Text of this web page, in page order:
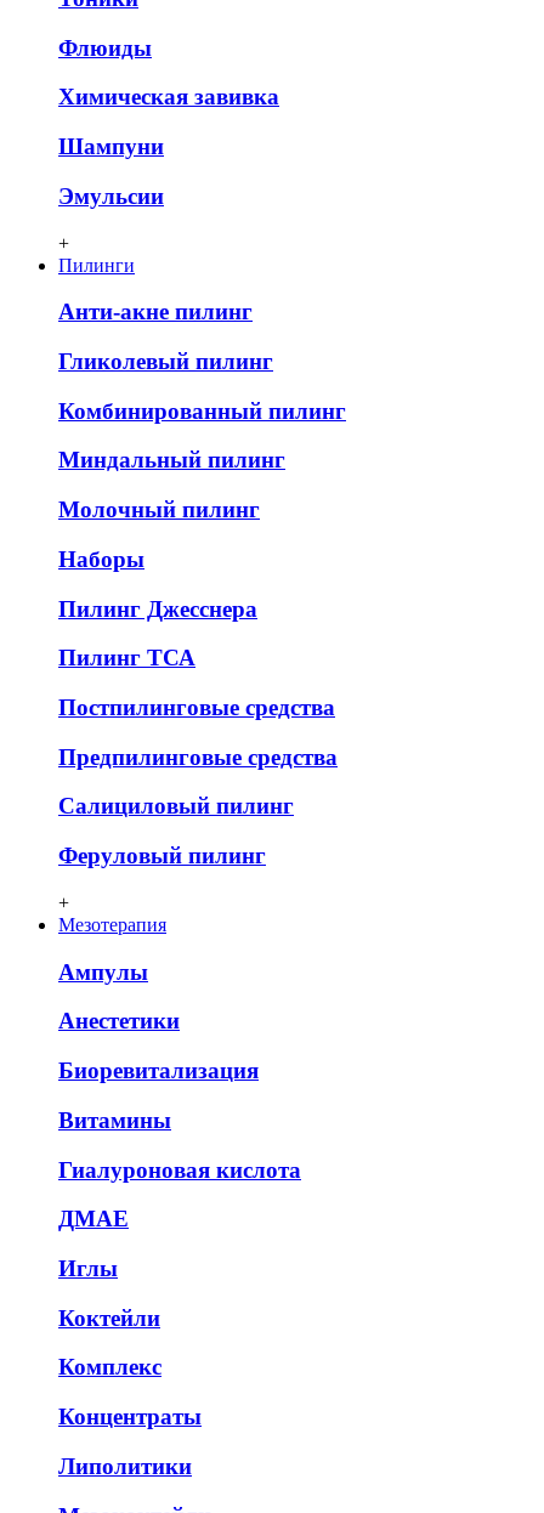
Флюиды
Химическая завивка
Шампуни
Эмульсии
+
Пилинги
Анти-акне пилинг
Гликолевый пилинг
Комбинированный пилинг
Миндальный пилинг
Молочный пилинг
Наборы
Пилинг Джесснера
Пилинг ТСА
Постпилинговые средства
Предпилинговые средства
Салициловый пилинг
Феруловый пилинг
+
Мезотерапия
Ампулы
Анестетики
Биоревитализация
Витамины
Гиалуроновая кислота
ДМАЕ
Иглы
Коктейли
Комплекс
Концентраты
Липолитики